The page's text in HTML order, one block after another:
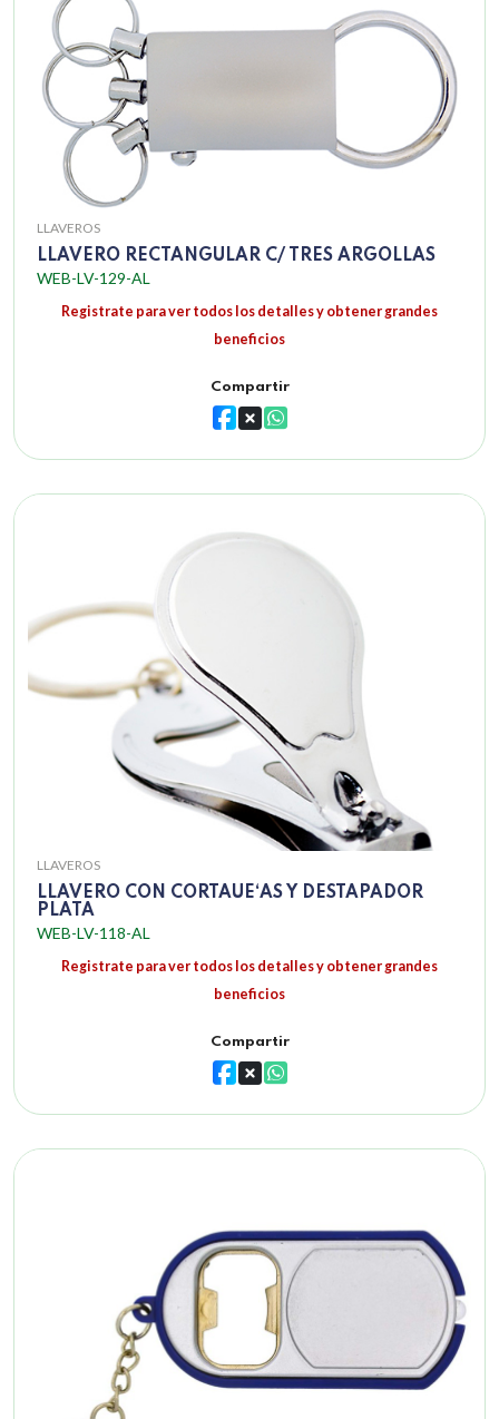
LLAVEROS
LLAVERO RECTANGULAR C/ TRES ARGOLLAS
WEB-LV-129-AL
Registrate para ver todos los detalles y obtener grandes
beneficios
Compartir
LLAVEROS
LLAVERO CON CORTAUE‘AS Y DESTAPADOR
PLATA
WEB-LV-118-AL
Registrate para ver todos los detalles y obtener grandes
beneficios
Compartir